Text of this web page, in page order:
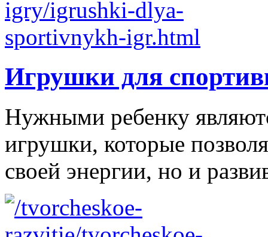
Игрушки для
Нужными ребенку
игрушки, которые
своей энергии, но и